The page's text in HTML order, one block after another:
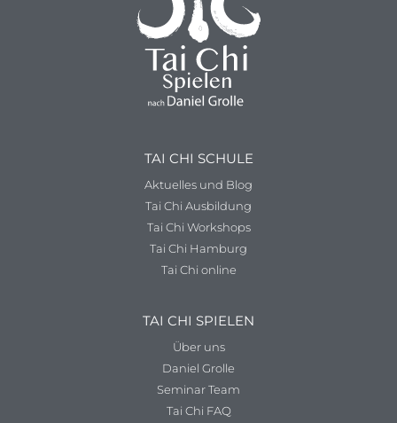
TAI CHI SCHULE
Aktuelles und Blog
Tai Chi Ausbildung
Tai Chi Workshops
Tai Chi Hamburg
Tai Chi online
TAI CHI SPIELEN
Über uns
Daniel Grolle
Seminar Team
Tai Chi FAQ